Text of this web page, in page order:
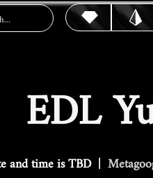
EDL
and time is TBD
  |